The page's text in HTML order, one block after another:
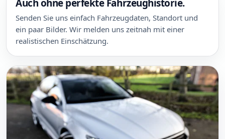
Auch ohne perfekte Fahrzeughistorie.
Senden Sie uns einfach Fahrzeugdaten, Standort und
ein paar Bilder. Wir melden uns zeitnah mit einer
realistischen Einschätzung.